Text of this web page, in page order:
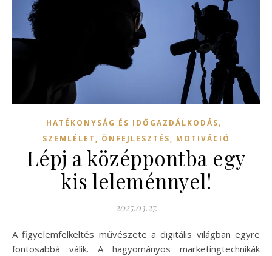
HATÉKONYSÁG ÉS IDŐGAZDÁLKODÁS,
SZEMLÉLET, ÖNFEJLESZTÉS, MOTIVÁCIÓ
Lépj a középpontba egy
kis leleménnyel!
2025.03.27.
A figyelemfelkeltés művészete a digitális világban egyre
fontosabbá válik. A hagyományos marketingtechnikák